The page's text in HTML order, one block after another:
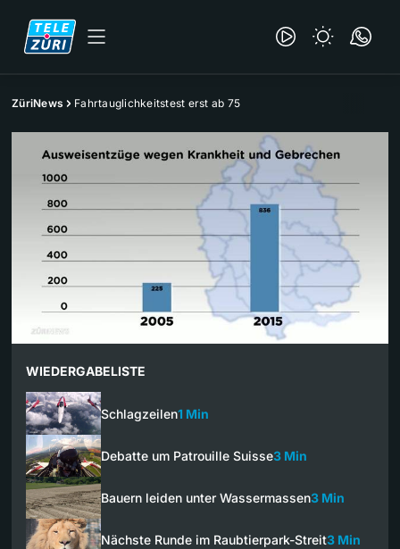
ZüriNews Fahrtauglichkeitstest erst ab 75
WIEDERGABELISTE
Schlagzeilen1 Min
Debatte um Patrouille Suisse3 Min
Bauern leiden unter Wassermassen3 Min
Nächste Runde im Raubtierpark-Streit3 Min